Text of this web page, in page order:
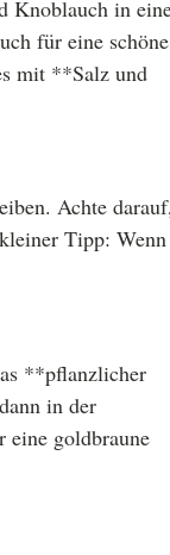
Knoblauch in
für eine schöne
mit **Salz und
Achte
Tipp: Wenn
**pflanzlicher
in der
eine goldbraune